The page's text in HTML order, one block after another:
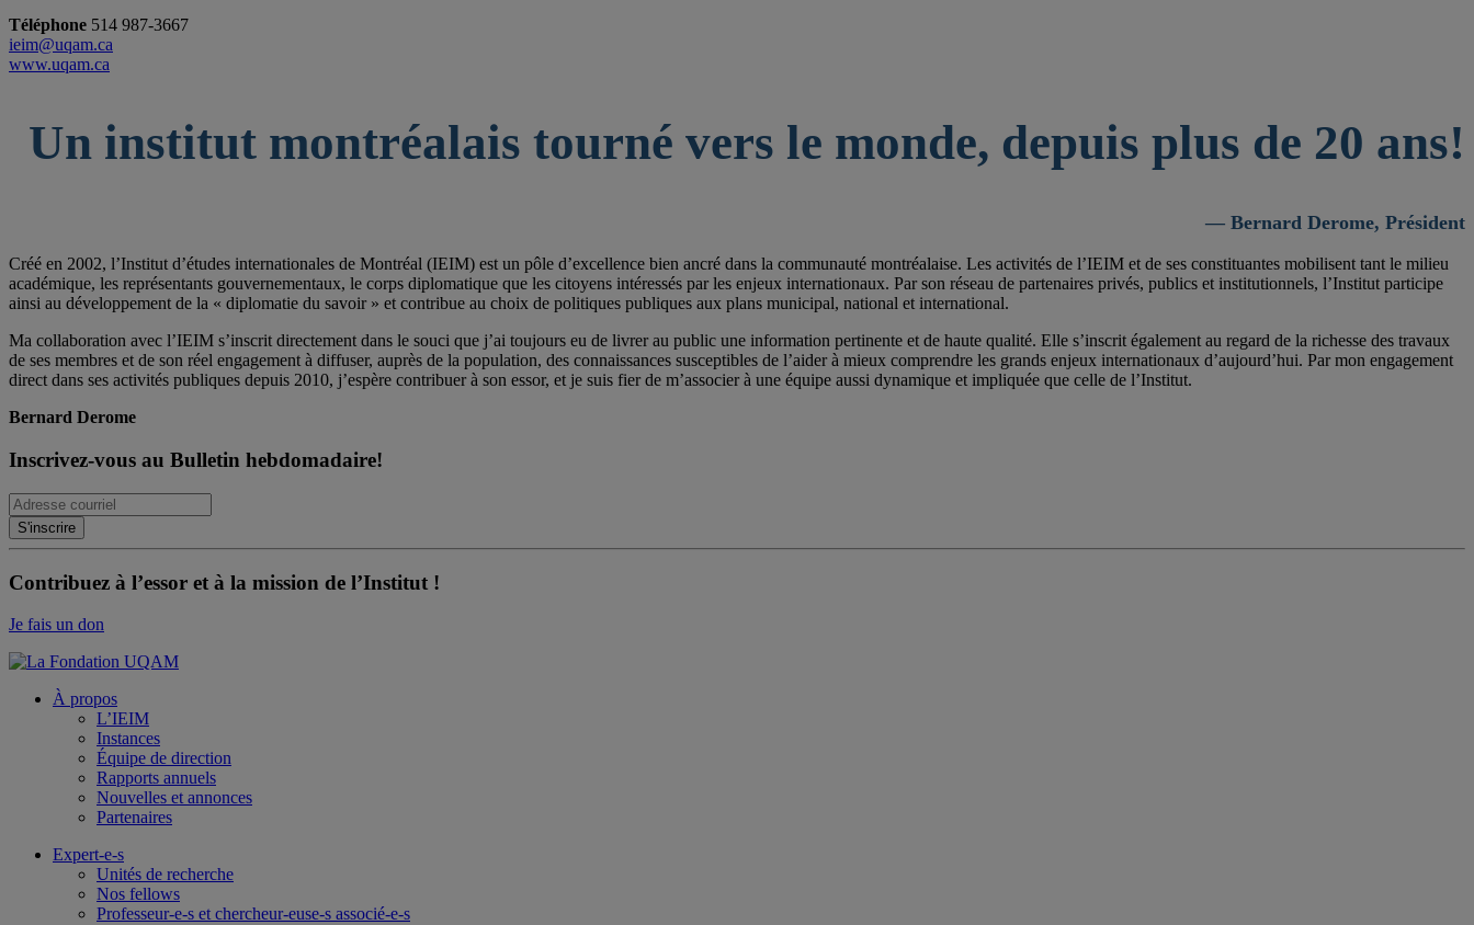
Téléphone 514 987-3667
ieim@uqam.ca
www.uqam.ca
Un institut montréalais tourné vers le monde, depuis plus de 20 ans!
— Bernard Derome, Président
Créé en 2002, l’Institut d’études internationales de Montréal (IEIM) est un pôle d’excellence bien ancré dans la communauté montréalaise. Les activités de l’IEIM et de ses constituantes mobilisent tant le milieu
académique, les représentants gouvernementaux, le corps diplomatique que les citoyens intéressés par les enjeux internationaux. Par son réseau de partenaires privés, publics et institutionnels, l’Institut participe
ainsi au développement de la « diplomatie du savoir » et contribue au choix de politiques publiques aux plans municipal, national et international.
Ma collaboration avec l’IEIM s’inscrit directement dans le souci que j’ai toujours eu de livrer au public une information pertinente et de haute qualité. Elle s’inscrit également au regard de la richesse des travaux
de ses membres et de son réel engagement à diffuser, auprès de la population, des connaissances susceptibles de l’aider à mieux comprendre les grands enjeux internationaux d’aujourd’hui. Par mon engagement
direct dans ses activités publiques depuis 2010, j’espère contribuer à son essor, et je suis fier de m’associer à une équipe aussi dynamique et impliquée que celle de l’Institut.
Bernard Derome
Inscrivez-vous au Bulletin hebdomadaire!
Contribuez à l’essor et à la mission de l’Institut !
Je fais un don
À propos
L’IEIM
Instances
Équipe de direction
Rapports annuels
Nouvelles et annonces
Partenaires
Expert-e-s
Unités de recherche
Nos fellows
Professeur-e-s et chercheur-euse-s associé-e-s